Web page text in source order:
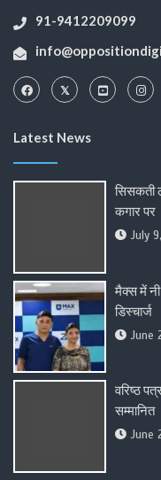
91-9412209099
Latest News
सिसकती
कगार पर
July
मैक्स में
डिस्चार्ज
June
वरिष्ठ
सम्मानित
June